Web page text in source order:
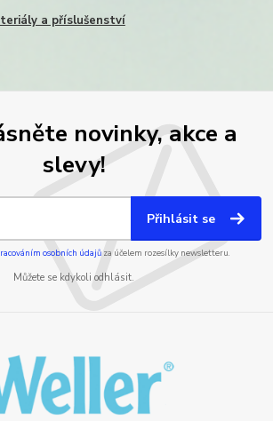
a příslušenství
novinky, akce a
slevy!
Přihlásit se
osobních údajůza účelem rozesílky newsletteru.
Můžete se kdykoli odhlásit.